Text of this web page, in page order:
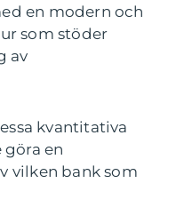
en modern och
som stöder
av
kvantitativa
en
vilken bank som